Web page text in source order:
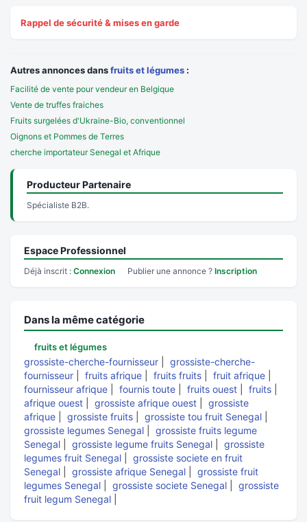
Rappel de sécurité & mises en garde
Autres annonces dansfruits et légumes :
Facilité de vente pour vendeur en Belgique
Vente de truffes fraiches
Fruits surgelées d'Ukraine-Bio, conventionnel
Oignons et Pommes de Terres
cherche importateur Senegal et Afrique
Producteur Partenaire
Spécialiste B2B.
Espace Professionnel
Déjà inscrit : Connexion Publier une annonce ? Inscription
Dans la même catégorie
fruits et légumes
grossiste-cherche-fournisseur
grossiste-cherche-
fournisseur
fruits afrique fruits fruits fruit afrique
fournisseur afrique
fournis toute fruits ouest fruits
afrique ouest
grossiste afrique ouest
grossiste
afrique
grossiste fruits grossiste tou fruit Senegal
grossiste legumes Senegal
grossiste fruits legume
Senegal
grossiste legume fruits Senegal
grossiste
legumes fruit Senegal
grossiste societe en fruit
Senegal
grossiste afrique Senegal
grossiste fruit
legumes Senegal
grossiste societe Senegal
grossiste
fruit legum Senegal